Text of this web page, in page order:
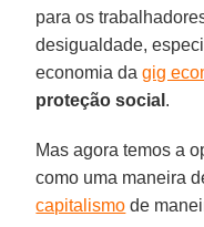
para os
desigualdade,
economia dagig
proteção social .
Mas agora temos a
como uma maneira
capitalismo de